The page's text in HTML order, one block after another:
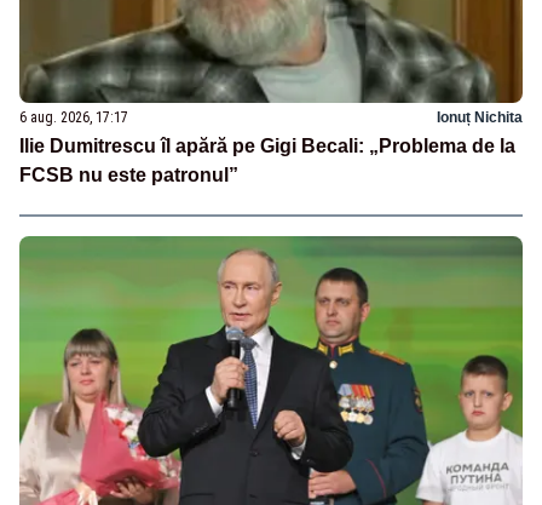
6 aug. 2026, 17:17 Ionuț Nichita
Ilie Dumitrescu îl apără pe Gigi Becali: „Problema de la
FCSB nu este patronul”